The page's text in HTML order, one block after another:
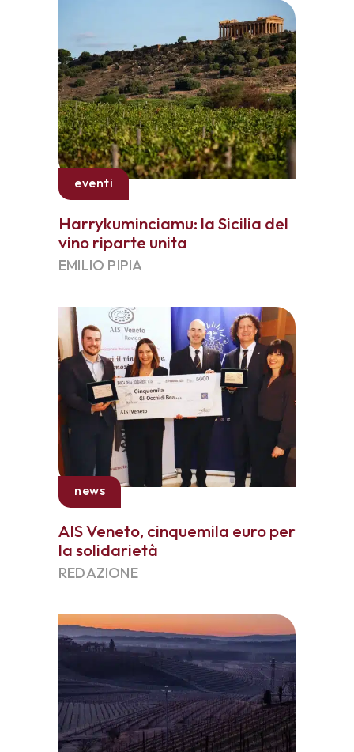
eventi
Harrykuminciamu: la Sicilia del
vino riparte unita
EMILIO PIPIA
news
AIS Veneto, cinquemila euro per
la solidarietà
REDAZIONE